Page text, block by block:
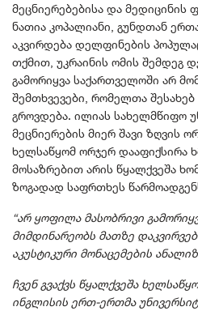
მეცნიერებებისა და მედიცინის
ნათია კოპალიანი, გუნდთან
აკვირდება დელფინების
თქმით, უკრაინის ომის შემდეგ
გამორიყვა საქართველოში არ
შემთხვევები, რომელთა შესახებ
გროვდება. ილიას სახელმწიფო
მეცნიერების მიერ შავი ზღვის
ხელსაწყომ ორჯერ დააფიქსირა
მოსაზრებით არის წყალქვეშა
ზოგადად საფრთხეს
“არ ყოფილა მასობრივი
მიმდინარეობს მათზე
აკუსტიკური მონაცემების
ჩვენ გვაქვს წყალქვეშა
ინგლისის ერთ-ერთმა